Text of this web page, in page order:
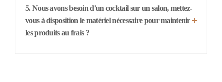
5. Nous avons besoin d'un cocktail sur un salon, mettez-
vous à disposition le matériel nécessaire pour maintenir
les produits au frais ?